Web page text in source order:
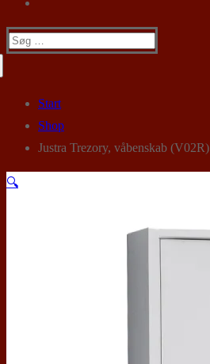
Søg
Start
Shop
Justra Trezory, våbenskab (V02R)
🔍